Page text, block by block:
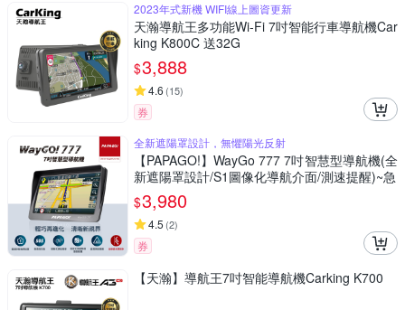
2023年式新機 WIFI線上圖資更新
天瀚導航王多功能Wi-Fi 7吋智能行車導航機Car
king K800C 送32G
$3,888
4.6 (15)
券
全新遮陽罩設計，無懼陽光反射
【PAPAGO!】WayGo 777 7吋智慧型導航機(全
新遮陽罩設計/S1圖像化導航介面/測速提醒)~急
$3,980
4.5 (2)
券
【天瀚】導航王7吋智能導航機Carking K700